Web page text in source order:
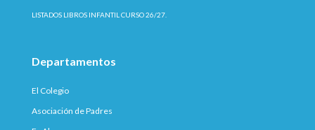
LISTADOS LIBROS INFANTIL CURSO 26/27.
Departamentos
El Colegio
Asociación de Padres